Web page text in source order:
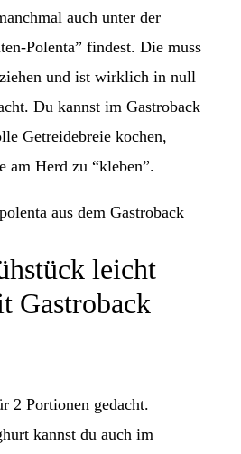
auch unter der
Polenta” findest. Die muss
und ist wirklich in null
Du kannst im Gastroback
Getreidebreie kochen,
am Herd zu “kleben”.
leicht
Gastroback
2 Portionen gedacht.
kannst du auch im